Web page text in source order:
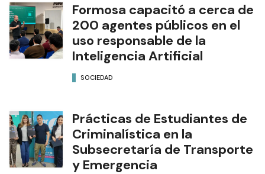
Formosa capacitó a cerca de
200 agentes públicos en el
uso responsable de la
Inteligencia Artificial
SOCIEDAD
Prácticas de Estudiantes de
Criminalística en la
Subsecretaría de Transporte
y Emergencia